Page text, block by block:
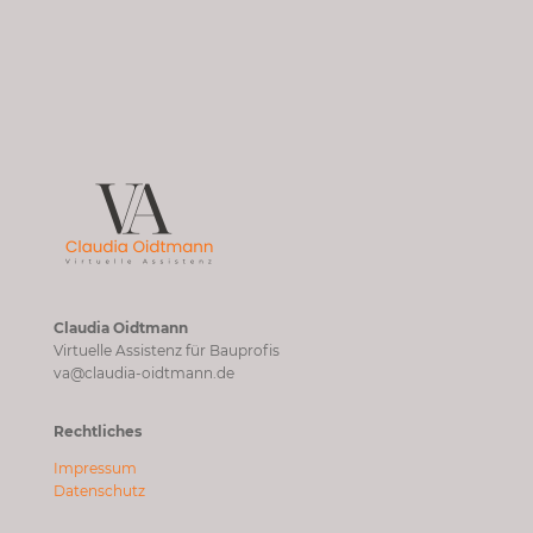
Claudia Oidtmann
Virtuelle Assistenz für Bauprofis
va@claudia-oidtmann.de
Rechtliches
Impressum
Datenschutz